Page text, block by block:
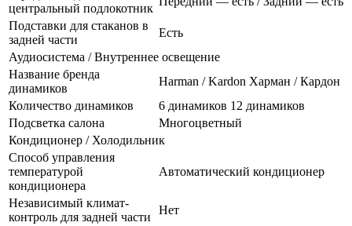
центральный подлокотник
Подставки для стаканов в
задней части
Есть
Аудиосистема / Внутреннее освещение
Название бренда
динамиков
Harman / Kardon Харман / Кардон
Количество динамиков
6 динамиков 12 динамиков
Подсветка салона
Многоцветный
Кондиционер / Холодильник
Способ управления
температурой
кондиционера
Автоматический кондиционер
Независимый климат-
контроль для задней части
Нет